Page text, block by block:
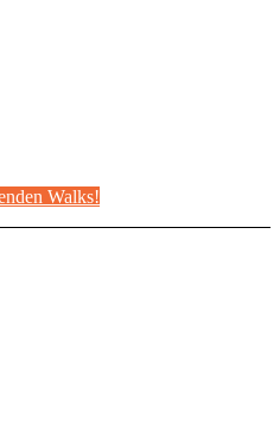
Walks!